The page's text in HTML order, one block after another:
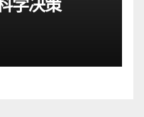
学决策